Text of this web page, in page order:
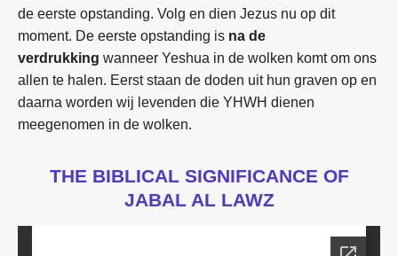
de eerste opstanding. Volg en dien Jezus nu op dit
moment. De eerste opstanding is na de
verdrukking wanneer Yeshua in de wolken komt om ons
allen te halen. Eerst staan de doden uit hun graven op en
daarna worden wij levenden die YHWH dienen
meegenomen in de wolken.
THE BIBLICAL SIGNIFICANCE OF
JABAL AL LAWZ